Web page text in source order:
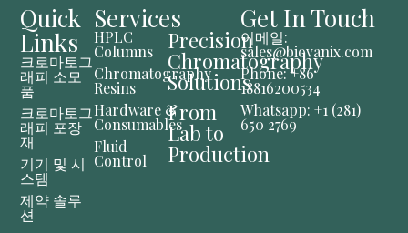
Precision
Chromatography
Solutions
From
Lab to
Production
Services
HPLC
Columns
Chromatography
Resins
Hardware &
Consumables
Fluid
Control
Quick
Links
크로마토그
래피 소모
품
크로마토그
래피 포장
재
기기 및 시
스템
제약 솔루
션
Get In Touch
이메일:
sales@biovanix.com
Phone: +86
18816200534
Whatsapp: +1 (281)
650 2769